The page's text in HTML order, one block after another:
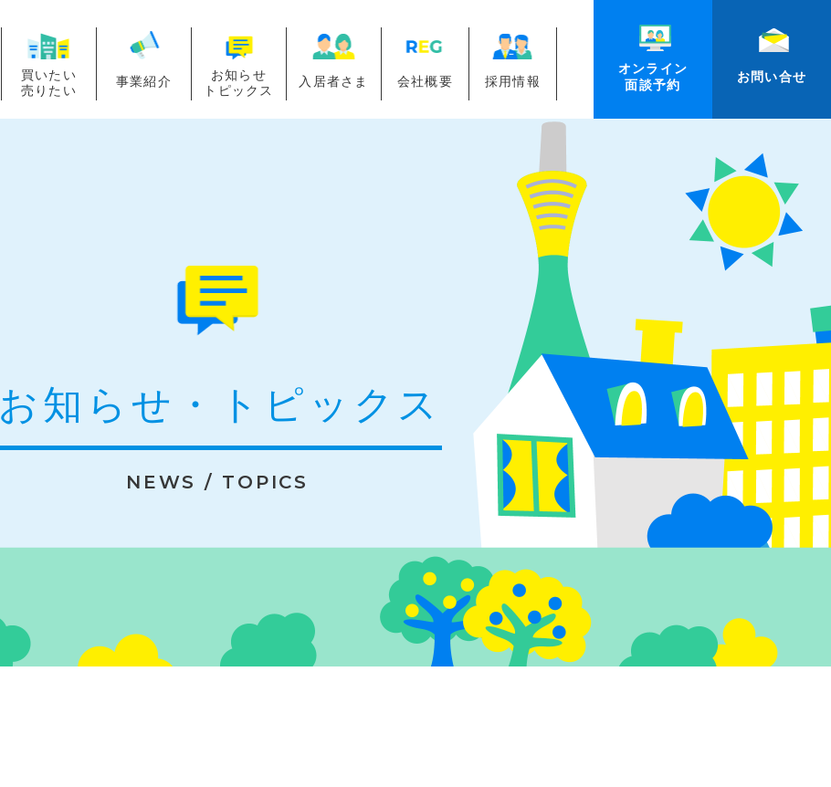
買いたい
売りたい
事業紹介
お知らせ
トピックス
入居者さま 会社概要 採用情報
オンライン
面談予約
お問い合せ
お知らせ・ トピックス
NEWS / TOPICS